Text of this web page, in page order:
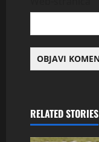
RELATED STORIES